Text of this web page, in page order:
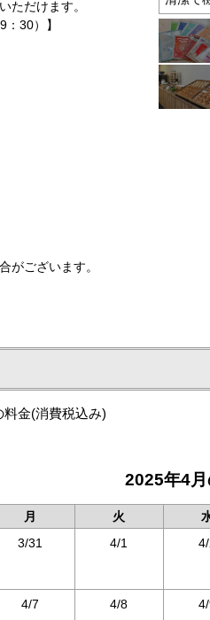
ただけます。
30）】
がございます。
金(消費税込み)
2025年4
月 火
3/31 4/1
4/7 4/8